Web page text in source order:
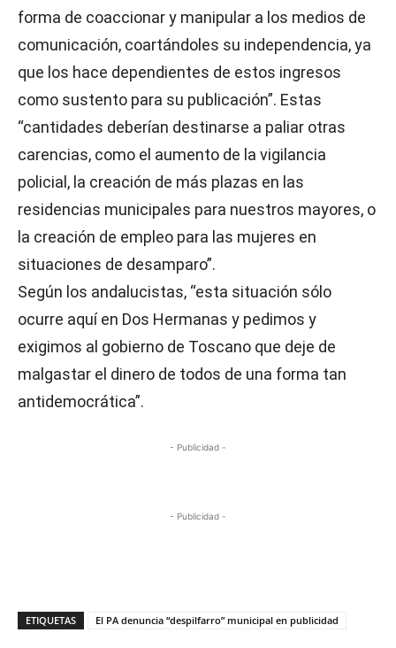
forma de coaccionar y manipular a los medios de
comunicación, coartándoles su independencia, ya
que los hace dependientes de estos ingresos
como sustento para su publicación”. Estas
“cantidades deberían destinarse a paliar otras
carencias, como el aumento de la vigilancia
policial, la creación de más plazas en las
residencias municipales para nuestros mayores, o
la creación de empleo para las mujeres en
situaciones de desamparo”.
Según los andalucistas, “esta situación sólo
ocurre aquí en Dos Hermanas y pedimos y
exigimos al gobierno de Toscano que deje de
malgastar el dinero de todos de una forma tan
antidemocrática”.
- Publicidad -
- Publicidad -
ETIQUETAS El PA denuncia “despilfarro” municipal en publicidad